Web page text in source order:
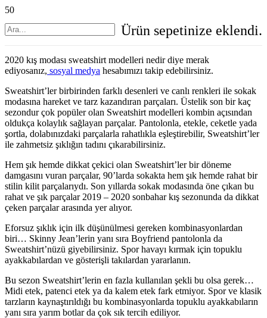
Ürün sepetinize eklendi.
2020 kış modası sweatshirt modelleri nedir diye merak
ediyosanız, sosyal medya hesabımızı takip edebilirsiniz.
Sweatshirt’ler birbirinden farklı desenleri ve canlı renkleri ile sokak
modasına hareket ve tarz kazandıran parçaları. Üstelik son bir kaç
sezondur çok popüler olan Sweatshirt modelleri kombin açısından
oldukça kolaylık sağlayan parçalar. Pantolonla, etekle, ceketle yada
şortla, dolabınızdaki parçalarla rahatlıkla eşleştirebilir, Sweatshirt’ler
ile zahmetsiz şıklığın tadını çıkarabilirsiniz.
Hem şık hemde dikkat çekici olan Sweatshirt’ler bir döneme
damgasını vuran parçalar, 90’larda sokakta hem şık hemde rahat bir
stilin kilit parçalarıydı. Son yıllarda sokak modasında öne çıkan bu
rahat ve şık parçalar 2019 – 2020 sonbahar kış sezonunda da dikkat
çeken parçalar arasında yer alıyor.
Eforsuz şıklık için ilk düşünülmesi gereken kombinasyonlardan
biri… Skinny Jean’lerin yanı sıra Boyfriend pantolonla da
Sweatshirt’nüzü giyebilirsiniz. Spor havayı kırmak için topuklu
ayakkabılardan ve gösterişli takılardan yararlanın.
Bu sezon Sweatshirt’lerin en fazla kullanılan şekli bu olsa gerek…
Midi etek, patenci etek ya da kalem etek fark etmiyor. Spor ve klasik
tarzların kaynaştırıldığı bu kombinasyonlarda topuklu ayakkabıların
yanı sıra yarım botlar da çok sık tercih ediliyor.